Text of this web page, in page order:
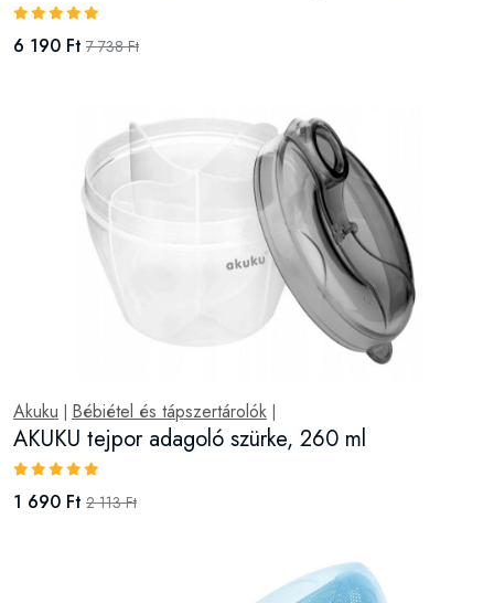
6 190 Ft 7 738 Ft
Akuku Bébiétel és tápszertárolók
AKUKU tejpor adagoló szürke, 260 ml
1 690 Ft 2 113 Ft